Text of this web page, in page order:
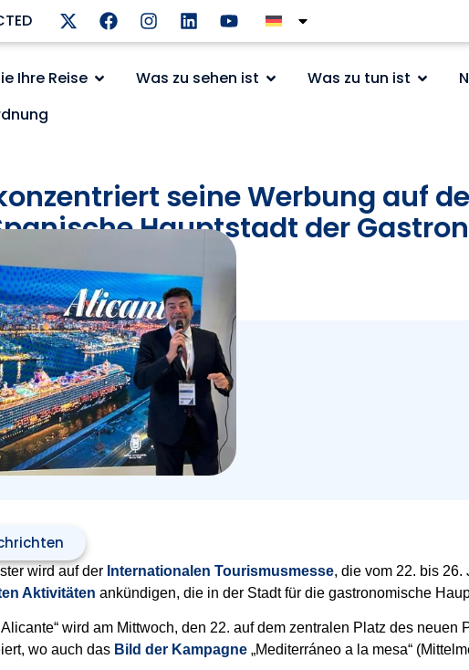
Ihre Reise Was zu sehen ist Was zu tun ist
seine Werbung auf
Hauptstadt der
wird auf der Internationalen Tourismusmesse, die vom 22. bis 26.
Aktivitäten ankündigen, die in der Stadt für die gastronomische
Alicante“ wird am Mittwoch, den 22. auf dem zentralen Platz des
wo auch das Bild der Kampagne „Mediterráneo a la mesa“